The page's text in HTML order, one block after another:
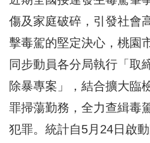
傷及家庭破碎，引發社會
擊毒駕的堅定決心，桃園
同步動員各分局執行「取
除暴專案」，結合擴大臨
罪掃蕩勤務，全力查緝毒
犯罪。統計自5月24日啟